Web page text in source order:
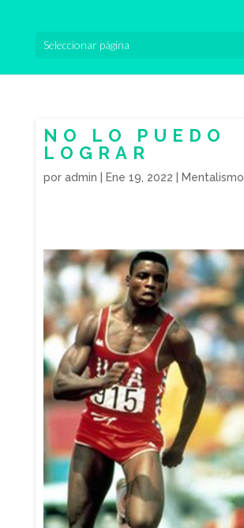
Seleccionar página
NO LO PUEDO
LOGRAR
por admin Ene 19, 2022 Mentalismo